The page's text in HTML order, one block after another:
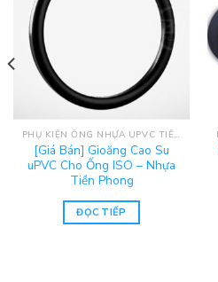
PHỤ KIỆN ỐNG NHỰA UPVC TIỀN PHONG
[Giá Bán] Gioăng Cao Su
uPVC Cho Ống ISO – Nhựa
Tiền Phong
ĐỌC TIẾP